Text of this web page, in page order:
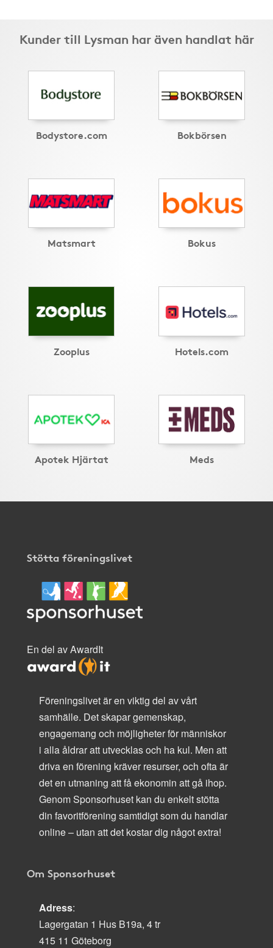
Kunder till Lysman har även handlat här
Bodystore.com Bokbörsen
Matsmart Bokus
Zooplus Hotels.com
Apotek Hjärtat Meds
Stötta föreningslivet
En del av AwardIt
Föreningslivet är en viktig del av vårt
samhälle. Det skapar gemenskap,
engagemang och möjligheter för människor
i alla åldrar att utvecklas och ha kul. Men att
driva en förening kräver resurser, och ofta är
det en utmaning att få ekonomin att gå ihop.
Genom Sponsorhuset kan du enkelt stötta
din favoritförening samtidigt som du handlar
online – utan att det kostar dig något extra!
Om Sponsorhuset
Adress:
Lagergatan 1 Hus B19a, 4 tr
415 11 Göteborg